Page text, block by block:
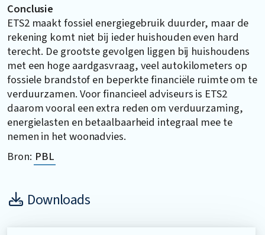
Conclusie
ETS2 maakt fossiel energiegebruik duurder, maar de
rekening komt niet bij ieder huishouden even hard
terecht. De grootste gevolgen liggen bij huishoudens
met een hoge aardgasvraag, veel autokilometers op
fossiele brandstof en beperkte financiële ruimte om te
verduurzamen. Voor financieel adviseurs is ETS2
daarom vooral een extra reden om verduurzaming,
energielasten en betaalbaarheid integraal mee te
nemen in het woonadvies.
Bron: PBL
Downloads